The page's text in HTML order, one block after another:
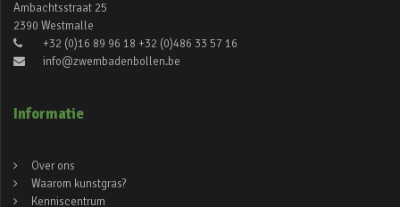
Ambachtsstraat 25
2390 Westmalle
+32 (0)16 89 96 18 +32 (0)486 33 57 16
info@zwembadenbollen.be
Informatie
Over ons
Waarom kunstgras?
Kenniscentrum